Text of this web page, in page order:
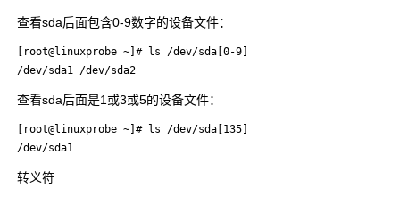
查看sda后面包含0-9数字的设备文件：
[root@linuxprobe ~]# ls /dev/sda[0-9]
/dev/sda1 /dev/sda2
查看sda后面是1或3或5的设备文件：
[root@linuxprobe ~]# ls /dev/sda[135]
/dev/sda1
转义符